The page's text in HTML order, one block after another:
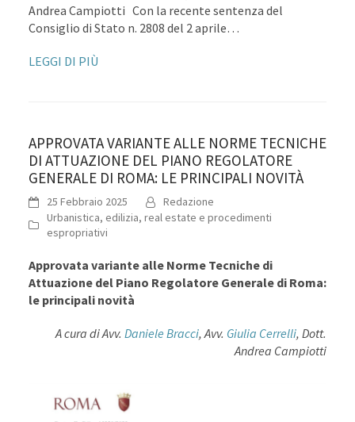
Andrea Campiotti Con la recente sentenza del
Consiglio di Stato n. 2808 del 2 aprile…
LEGGI DI PIÙ
APPROVATA VARIANTE ALLE NORME TECNICHE
DI ATTUAZIONE DEL PIANO REGOLATORE
GENERALE DI ROMA: LE PRINCIPALI NOVITÀ
25 Febbraio 2025
Redazione
Urbanistica, edilizia, real estate e procedimenti
espropriativi
Approvata variante alle Norme Tecniche di
Attuazione del Piano Regolatore Generale di Roma:
le principali novità
A cura di Avv.Daniele Bracci, Avv. Giulia Cerrelli, Dott.
Andrea Campiotti